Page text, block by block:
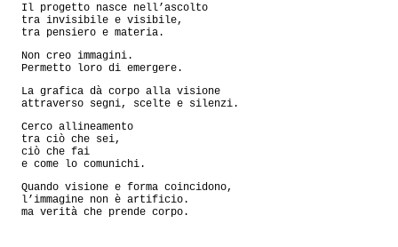
Il progetto nasce nell’ascolto
tra invisibile e visibile,
tra pensiero e materia.
Non creo immagini.
Permetto loro di emergere.
La grafica dà corpo alla visione
attraverso segni, scelte e silenzi.
Cerco allineamento
tra ciò che sei,
ciò che fai
e come lo comunichi.
Quando visione e forma coincidono,
l’immagine non è artificio.
ma verità che prende corpo.